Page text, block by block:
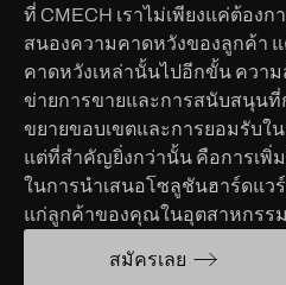
ที่ CMECH เราไม่เพียงแค่ต้อง
สนองความคาดหวังของลูกค้า
คาดหวังเหล่านั้นไปอีกขั้น ความ
ข่ายการขายและการสนับสนุนที่
ขยายขอบเขตและการยอมรับใ
แต่ที่สำคัญยิ่งกว่านั้น คือการเ
ในการนำเสนอโซลูชันฮาร์ดแว
แก่ลูกค้าของคุณในอุตสาหกรร
สมัครเลย